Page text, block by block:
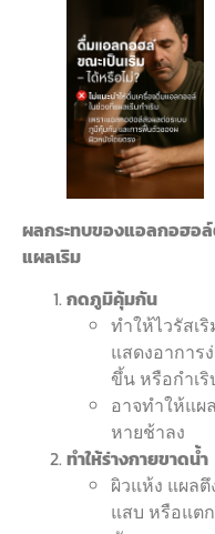
ผลกระทบของแอลกอฮอ
แผลเริม
กดภูมิคุ้มกัน
ทำให้ไวรัสเริ
แสดงอาการ
ขึ้น หรือกำเ
อาจทำให้แผ
หายช้าลง
ทำให้ร่างกายขาดน้ำ
ผิวแห้ง แผลตึ
แสบ หรือแต